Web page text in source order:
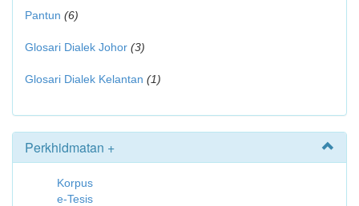
Pantun (6)
Glosari Dialek Johor (3)
Glosari Dialek Kelantan (1)
Perkhidmatan +
Korpus
e-Tesis